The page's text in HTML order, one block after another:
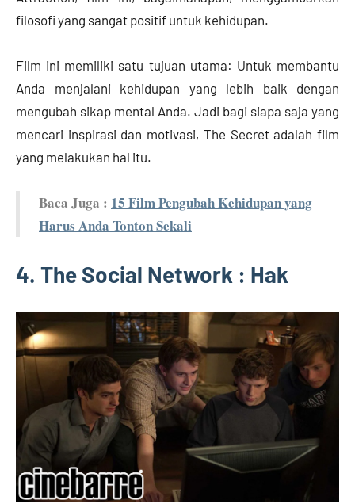
filosofi yang sangat positif untuk kehidupan.
Film ini memiliki satu tujuan utama: Untuk membantu
Anda menjalani kehidupan yang lebih baik dengan
mengubah sikap mental Anda. Jadi bagi siapa saja yang
mencari inspirasi dan motivasi, The Secret adalah film
yang melakukan hal itu.
Baca Juga : 15 Film Pengubah Kehidupan yang
Harus Anda Tonton Sekali
4. The Social Network : Hak